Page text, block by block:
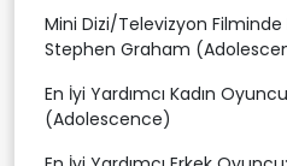
Mini Dizi/Televizyon Filminde
Stephen Graham
En İyi Yardımcı Kadın
(Adolescence)